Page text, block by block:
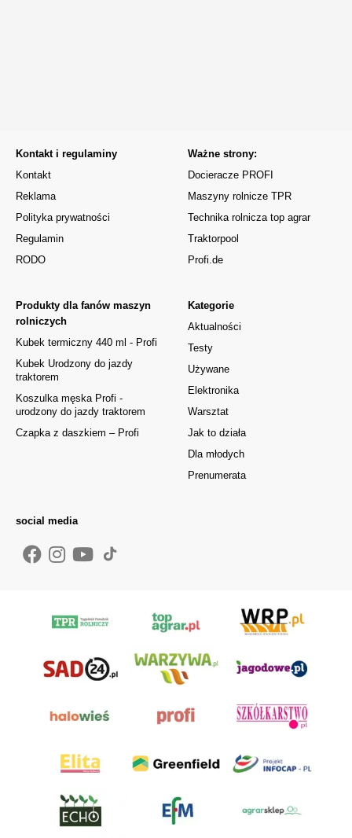
Kontakt i regulaminy
Kontakt
Reklama
Polityka prywatności
Regulamin
RODO
Kategorie
Aktualności
Testy
Używane
Elektronika
Warsztat
Jak to działa
Dla młodych
Prenumerata
Produkty dla fanów maszyn
rolniczych
Kubek termiczny 440 ml - Profi
Kubek Urodzony do jazdy
traktorem
Koszulka męska Profi -
urodzony do jazdy traktorem
Czapka z daszkiem – Profi
Ważne strony:
Docieracze PROFI
Maszyny rolnicze TPR
Technika rolnicza top agrar
Traktorpool
Profi.de
social media